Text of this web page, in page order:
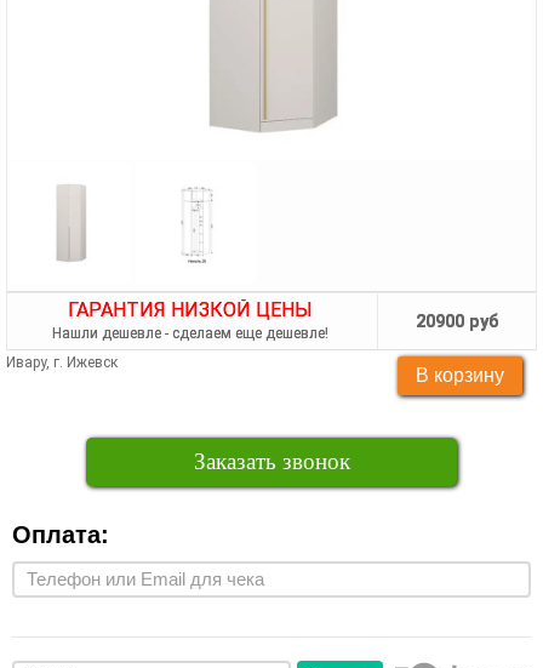
ГАРАНТИЯ НИЗКОЙ ЦЕНЫ
Нашли дешевле - сделаем еще дешевле!
20900 руб
Ивару, г. Ижевск
Заказать звонок
Оплата: